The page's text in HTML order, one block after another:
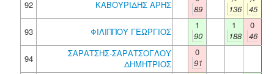
92
ΚΑΒΟΥΡΙΔΗΣ ΑΡΗΣ
89
136
45
93
ΦΙΛΙΠΠΟΥ ΓΕΩΡΓΙΟΣ
1
90
1
188
0
46
94
ΣΑΡΑΤΣΗΣ-ΣΑΡΑΤΣΟΓΛΟΥ
ΔΗΜΗΤΡΙΟΣ
0
91